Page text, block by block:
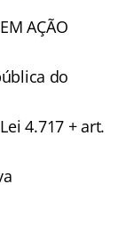
AÇÃO
do
4.717 + art.